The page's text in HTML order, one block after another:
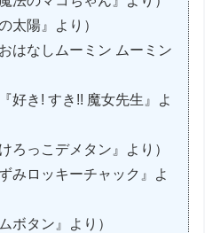
太陽』より）
はなしムーミン ムーミン
好き! すき!! 魔女先生』よ
ろっこデメタン』より）
みロッキーチャック』よ
ボタン』より）